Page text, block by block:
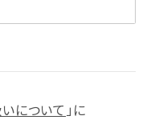
の本サービスへの
広告等の配信
について 」に